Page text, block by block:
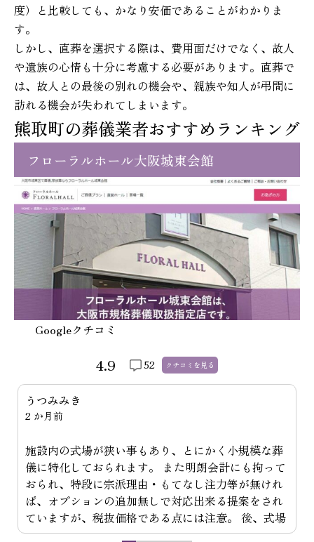
度）と比較しても、かなり安価であることがわかりま
す。
しかし、直葬を選択する際は、費用面だけでなく、故人
や遺族の心情も十分に考慮する必要があります。直葬で
は、故人との最後の別れの機会や、親族や知人が弔問に
訪れる機会が失われてしまいます。
熊取町の葬儀業者おすすめランキング
フローラルホール大阪城東会館
Googleクチコミ
4.9 52 クチコミを 見る
安達準一
2 週間前
スタッフの松浦さんには、とても懇切丁寧なアドバ
イスを頂き、不慣れな式を安心して滞り無く終えま
した。感謝申し上げます。母との最後のお別れの時
間もたっぷり取って頂き、大変満足しました。